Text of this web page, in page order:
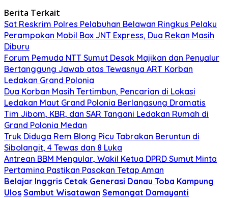
Berita Terkait
Sat Reskrim Polres Pelabuhan Belawan Ringkus Pelaku
Perampokan Mobil Box JNT Express, Dua Rekan Masih
Diburu
Forum Pemuda NTT Sumut Desak Majikan dan Penyalur
Bertanggung Jawab atas Tewasnya ART Korban
Ledakan Grand Polonia
Dua Korban Masih Tertimbun, Pencarian di Lokasi
Ledakan Maut Grand Polonia Berlangsung Dramatis
Tim Jibom, KBR, dan SAR Tangani Ledakan Rumah di
Grand Polonia Medan
Truk Diduga Rem Blong Picu Tabrakan Beruntun di
Sibolangit, 4 Tewas dan 8 Luka
Antrean BBM Mengular, Wakil Ketua DPRD Sumut Minta
Pertamina Pastikan Pasokan Tetap Aman
Belajar Inggris Cetak Generasi Danau Toba Kampung
Ulos Sambut Wisatawan Semangat Damayanti